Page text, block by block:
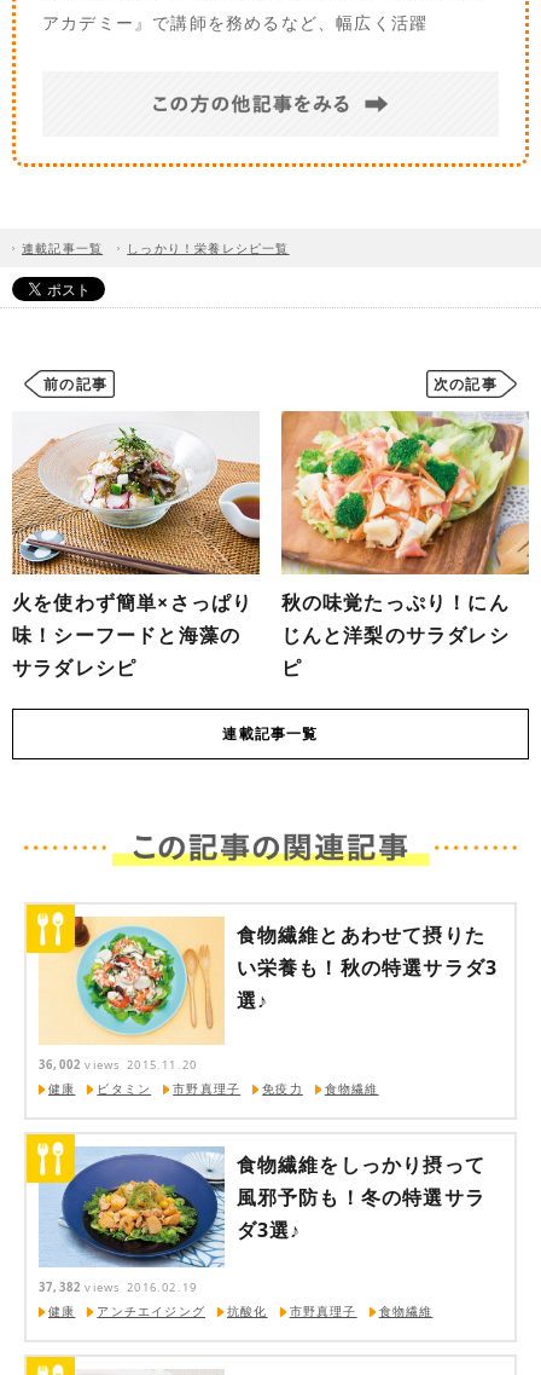
アカデミー』で講師を務めるなど、幅広く活躍
連載記事一覧 しっかり！栄養レシピ一覧
前の記事
火を使わず簡単×さっぱり
味！シーフードと海藻の
サラダレシピ
次の記事
秋の味覚たっぷり！にん
じんと洋梨のサラダレシ
ピ
連載記事一覧
食物繊維とあわせて摂りた
い栄養も！秋の特選サラダ3
選♪
36,002 views 2015.11.20
健康 ビタミン 市野真理子 免疫力 食物繊維
食物繊維をしっかり摂って
風邪予防も！冬の特選サラ
ダ3選♪
37,382 views 2016.02.19
健康 アンチエイジング 抗酸化 市野真理子 食物繊維